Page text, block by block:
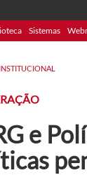
Sistemas
INSTITUCIONAL
e